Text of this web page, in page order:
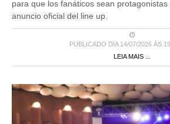
para que los fanáticos sean
anuncio oficial del line up.
PUBLICADO DIA 14/07/2026 ÀS
LEIA MAIS ...